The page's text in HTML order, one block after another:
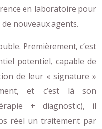
en laboratoire pour
nouveaux agents.
Premièrement, c’est
potentiel, capable de
de leur « signature »
et c’est là son
+ diagnostic), il
réel un traitement par